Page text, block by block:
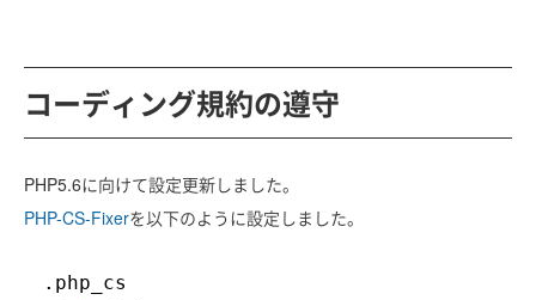
コーディング規約の遵守
PHP5.6に向けて設定更新しました。
PHP-CS-Fixerを以下のように設定しました。
.php_cs